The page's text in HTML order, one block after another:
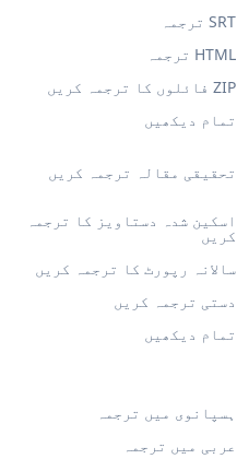
تحقیقی مقالہ ترجمہ کریں
اسکین شدہ دستاویز کا ترجمہ
کریں
سالانہ رپورٹ کا ترجمہ کریں
دستی ترجمہ کریں
تمام دیکھیں
ہسپانوی میں ترجمہ
عربی میں ترجمہ
SRT ترجمہ
HTML ترجمہ
ZIP فائلوں کا ترجمہ کریں
تمام دیکھیں